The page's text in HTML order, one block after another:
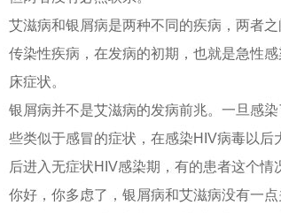
艾滋病和银屑病是两种不同的疾病，两者
传染性疾病，在发病的初期，也就是急性
床症状。
银屑病并不是艾滋病的发病前兆。一旦感
些类似于感冒的症状，在感染HIV病毒以
后进入无症状HIV感染期，有的患者这个情
你好，你多虑了，银屑病和艾滋病没有一